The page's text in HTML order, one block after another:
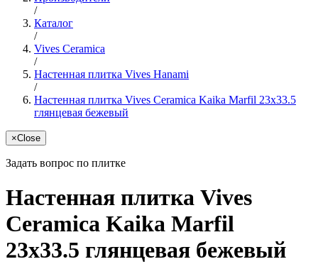
/
Каталог
/
Vives Ceramica
/
Настенная плитка Vives Hanami
/
Настенная плитка Vives Ceramica Kaika Marfil 23x33.5
глянцевая бежевый
×Close
Задать вопрос по плитке
Настенная плитка Vives
Ceramica Kaika Marfil
23x33.5 глянцевая бежевый